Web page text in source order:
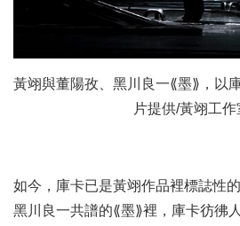
黃翊與董陽孜、黑川良一⟪墨⟫，以
片提供/黃翊工作
如今，庫卡已是黃翊作品裡標誌性
黑川良一共譜的⟪墨⟫裡，庫卡彷彿